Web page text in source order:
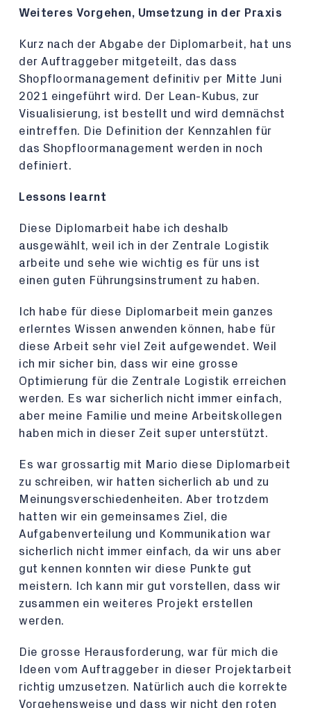
Weiteres Vorgehen, Umsetzung in der Praxis
Kurz nach der Abgabe der Diplomarbeit, hat uns
der Auftraggeber mitgeteilt, das dass
Shopfloormanagement definitiv per Mitte Juni
2021 eingeführt wird. Der Lean-Kubus, zur
Visualisierung, ist bestellt und wird demnächst
eintreffen. Die Definition der Kennzahlen für
das Shopfloormanagement werden in noch
definiert.
Lessons learnt
Diese Diplomarbeit habe ich deshalb
ausgewählt, weil ich in der Zentrale Logistik
arbeite und sehe wie wichtig es für uns ist
einen guten Führungsinstrument zu haben.
Ich habe für diese Diplomarbeit mein ganzes
erlerntes Wissen anwenden können, habe für
diese Arbeit sehr viel Zeit aufgewendet. Weil
ich mir sicher bin, dass wir eine grosse
Optimierung für die Zentrale Logistik erreichen
werden. Es war sicherlich nicht immer einfach,
aber meine Familie und meine Arbeitskollegen
haben mich in dieser Zeit super unterstützt.
Es war grossartig mit Mario diese Diplomarbeit
zu schreiben, wir hatten sicherlich ab und zu
Meinungsverschiedenheiten. Aber trotzdem
hatten wir ein gemeinsames Ziel, die
Aufgabenverteilung und Kommunikation war
sicherlich nicht immer einfach, da wir uns aber
gut kennen konnten wir diese Punkte gut
meistern. Ich kann mir gut vorstellen, dass wir
zusammen ein weiteres Projekt erstellen
werden.
Die grosse Herausforderung, war für mich die
Ideen vom Auftraggeber in dieser Projektarbeit
richtig umzusetzen. Natürlich auch die korrekte
Vorgehensweise und dass wir nicht den roten